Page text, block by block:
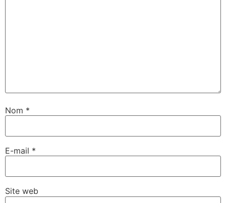
Nom *
E-mail *
Site web